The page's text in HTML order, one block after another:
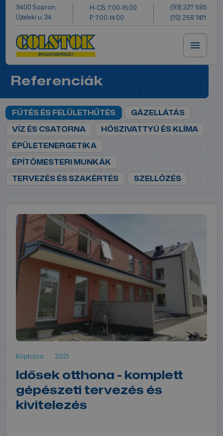
9400 Sopron,
Újteleki u. 34.
H-CS: 7:00-15:00
P: 7:00-14:00
(99) 327 585
(70) 258 7471
Referenciák
FŰTÉS ÉS FELÜLETHŰTÉS
GÁZELLÁTÁS
VÍZ ÉS CSATORNA
HŐSZIVATTYÚ ÉS KLÍMA
ÉPÜLETENERGETIKA
ÉPÍTŐMESTERI MUNKÁK
TERVEZÉS ÉS SZAKÉRTÉS
SZELLŐZÉS
Kópháza 2021
Idősek otthona - komplett
gépészeti tervezés és
kivitelezés